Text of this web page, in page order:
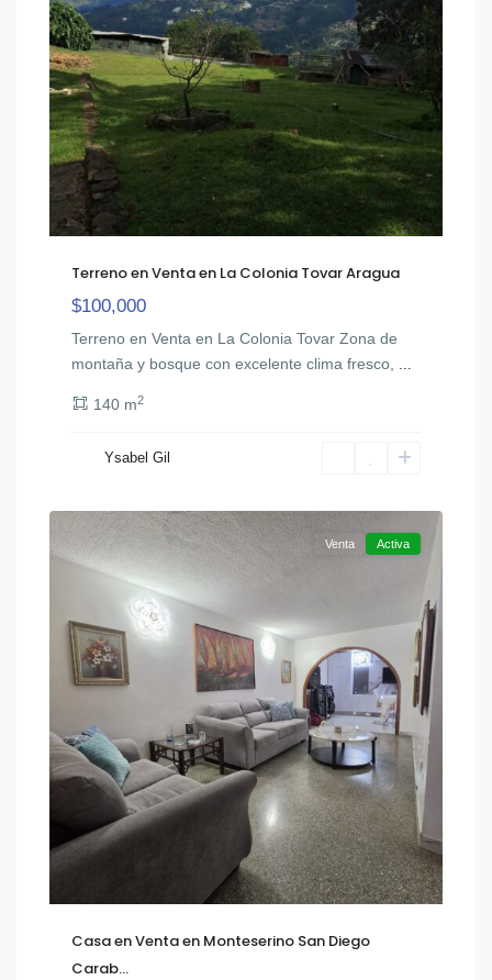
Terreno en Venta en La Colonia Tovar Aragua
$100,000
Terreno en Venta en La Colonia Tovar Zona de
montaña y bosque con excelente clima fresco, ...
140 m2
Ysabel Gil
Venta Activa
Casa en Venta en Monteserino San Diego
Carab...